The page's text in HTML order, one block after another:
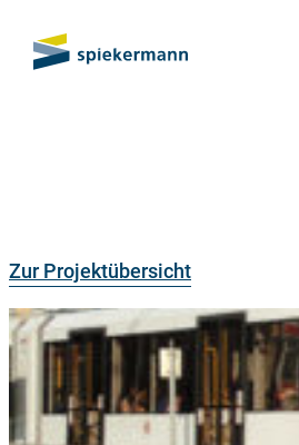
Zur Projektübersicht